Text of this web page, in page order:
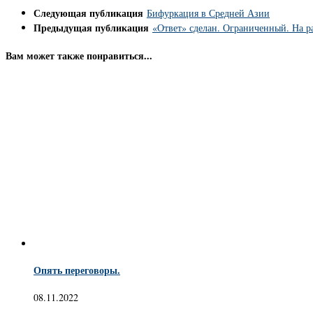
Следующая публикация Бифуркация в Средней Азии
Предыдущая публикация «Ответ» сделан. Ограниченный. На
Вам может также понравиться...
Опять переговоры.
08.11.2022